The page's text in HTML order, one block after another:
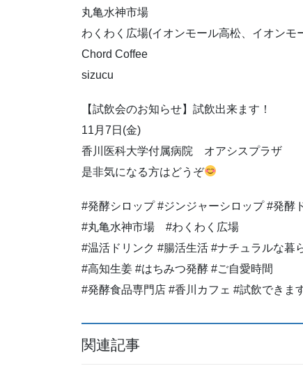
丸亀水神市場
わくわく広場(イオンモール高松、イオンモ
Chord Coffee
sizucu
【試飲会のお知らせ】試飲出来ます！
11月7日(金)
香川医科大学付属病院 オアシスプラザ
是非気になる方はどうぞ
#発酵シロップ #ジンジャーシロップ #発
#丸亀水神市場 #わくわく広場
#温活ドリンク #腸活生活 #ナチュラルな
#高知生姜 #はちみつ発酵 #ご自愛時間
#発酵食品専門店 #香川カフェ #試飲できま
関連記事